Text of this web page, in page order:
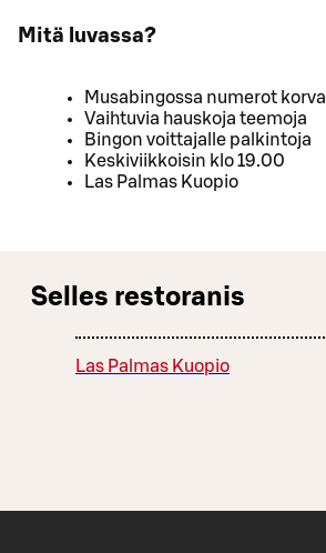
Mitä luvassa?
Musabingossa numerot
Vaihtuvia hauskoja teemoja
Bingon voittajalle palkintoja
Keskiviikkoisin klo 19.00
Las Palmas Kuopio
Selles restoranis
Las Palmas Kuopio